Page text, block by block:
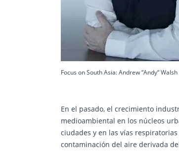
Focus on South Asia: Andrew “Andy“
En el pasado, el crecimiento
medioambiental en los núcleos
ciudades y en las vías
contaminación del aire derivada